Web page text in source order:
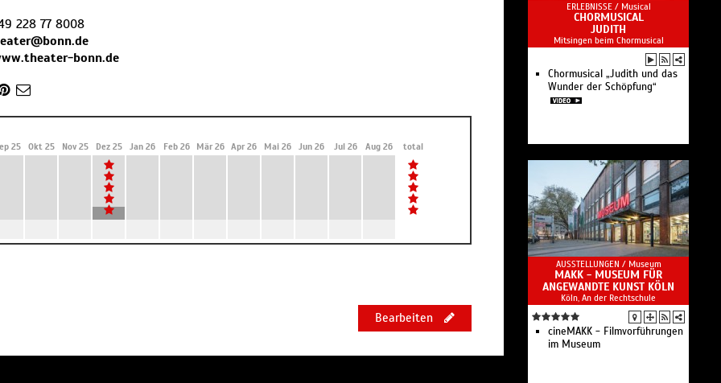
228 77 8008
bonn.de
25 Okt 25 Nov 25 Dez 25 Jan 26 Feb 26 Mär 26 Apr 26 Mai 26 Jun 26 Jul 26 Aug 26 total
Bearbeiten
ERLEBNISSE / Musical
CHORMUSICAL
JUDITH
Mitsingen beim Chormusical
Chormusical „Judith und das
Wunder der Schöpfung“
AUSSTELLUNGEN / Museum
MAKK - MUSEUM FÜR
ANGEWANDTE KUNST KÖLN
Köln, An der Rechtschule
cineMAKK - Filmvorführungen
im Museum